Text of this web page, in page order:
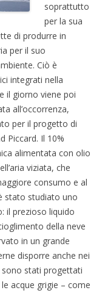
soprattutto
per la sua
di produrre in
per il suo
Ciò è
integrati nella
il giorno viene poi
all’occorrenza,
per il progetto di
Piccard. Il 10%
alimentata con olio
viziata, che
consumo e al
stato studiato uno
il prezioso liquido
della neve
in un grande
disporre anche nei
sono stati progettati
acque grigie – come